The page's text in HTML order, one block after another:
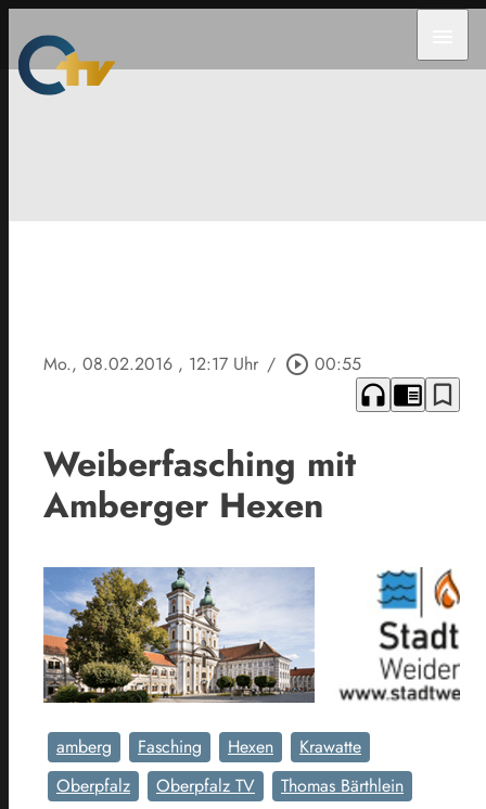
Mo., 08.02.2016 , 12:17 Uhr / play_circle_outline 00:55
headphones chrome_reader_mode bookmark_border
Weiberfasching mit
Amberger Hexen
amberg Fasching Hexen
Krawatte
Oberpfalz
Oberpfalz TV
Thomas Bärthlein